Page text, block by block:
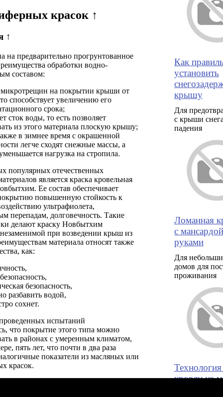
красок ↑
↑
на предварительно прогрунтованное
обработки водно-
составом:
микротрещин на покрытии крыши от
способствует увеличению его
срока;
сток воды, то есть позволяет
из этого материала плоскую крышу;
в зимнее время с окрашенной
легче сходят снежные массы, а
нагрузка на стропила.
популярных отечественных
является краска кровельная
Ее состав обеспечивает
повышенную стойкость к
ультрафиолета,
перепадам, долговечность. Такие
делают краску Новбытхим
при возведении крыш из
материала относят также
как:
безопасность,
разбавить водой,
сохнет.
проведенных испытаний
что покрытие этого типа можно
в районах с умеренным климатом,
пять лет, что почти в два раза
показатели из масляных или
красок.
Как
установить
крышу
Для
с крыши
падения
Ломанная
с
руками
Для
домов для
проживания
Технология
кровли из